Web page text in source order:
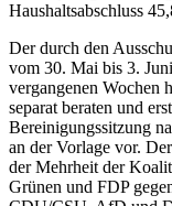
20/1000 -
2022
PDF| 20 MB —
ein neues
20/1200 -
Entwurfs eines
PDF| 667 KB —
ein neues